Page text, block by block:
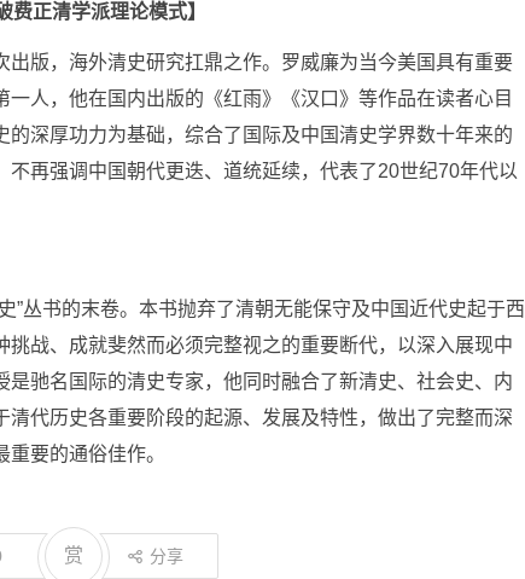
费正清学派理论模式】
出版，海外清史研究扛鼎之作。罗威廉为当今美国具有重要
人，他在国内出版的《红雨》《汉口》等作品在读者心目
深厚功力为基础，综合了国际及中国清史学界数十年来的
再强调中国朝代更迭、道统延续，代表了20世纪70年代以
”丛书的末卷。本书抛弃了清朝无能保守及中国近代史起于西
战、成就斐然而必须完整视之的重要断代，以深入展现中
是驰名国际的清史专家，他同时融合了新清史、社会史、内
代历史各重要阶段的起源、发展及特性，做出了完整而深
要的通俗佳作。
赏 分享